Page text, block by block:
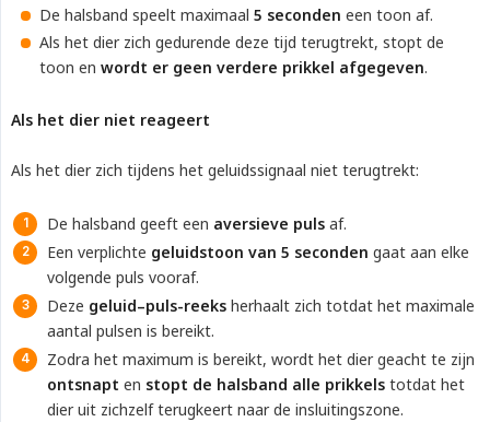
De halsband speelt maximaal 5 seconden een toon af.
Als het dier zich gedurende deze tijd terugtrekt, stopt de
toon en wordt er geen verdere prikkel afgegeven.
Als het dier niet reageert
Als het dier zich tijdens het geluidssignaal niet terugtrekt:
De halsband geeft een aversieve puls af.
Een verplichte geluidstoon van 5 seconden gaat aan elke
volgende puls vooraf.
Deze geluid–puls-reeks herhaalt zich totdat het maximale
aantal pulsen is bereikt.
Zodra het maximum is bereikt, wordt het dier geacht te zijn
ontsnapt en stopt de halsband alle prikkels totdat het
dier uit zichzelf terugkeert naar de insluitingszone.